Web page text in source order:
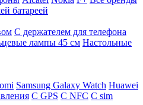
батареей
C держателем для телефона
лампы 45 см Настольные
Samsung Galaxy Watch Huawei
C GPS C NFC C sim